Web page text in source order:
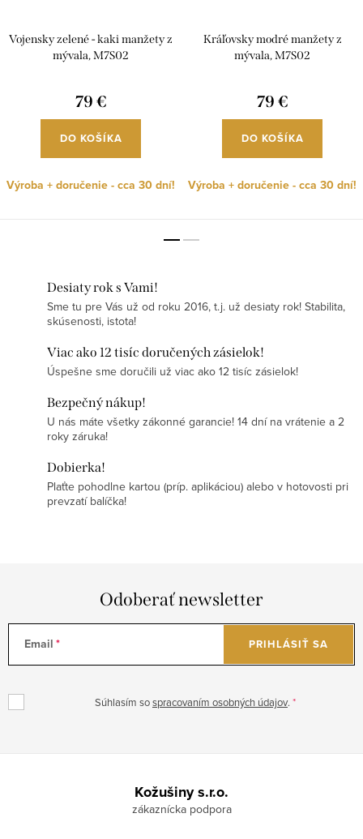
Vojensky zelené - kaki manžety z
mývala, M7S02
79 €
DO KOŠÍKA
Výroba + doručenie - cca 30 dní!
Kráľovsky modré manžety z
mývala, M7S02
79 €
DO KOŠÍKA
Výroba + doručenie - cca 30 dní!
Desiaty rok s Vami!
Sme tu pre Vás už od roku 2016, t.j. už desiaty rok! Stabilita,
skúsenosti, istota!
Viac ako 12 tisíc doručených zásielok!
Úspešne sme doručili už viac ako 12 tisíc zásielok!
Bezpečný nákup!
U nás máte všetky zákonné garancie! 14 dní na vrátenie a 2
roky záruka!
Dobierka!
Plaťte pohodlne kartou (príp. aplikáciou) alebo v hotovosti pri
prevzatí balíčka!
Odoberať newsletter
Email
Súhlasím sospracovaním osobných údajov.
PRIHLÁSIŤ SA
Kožušiny s.r.o.